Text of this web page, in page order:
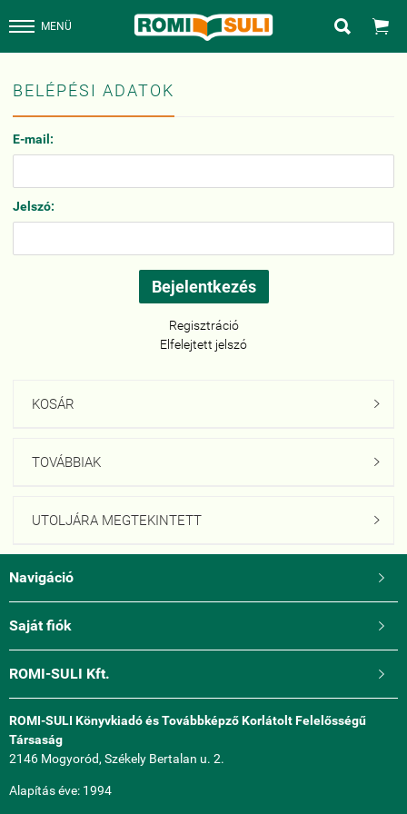
MENÜ  
BELÉPÉSI ADATOK
E-mail:
Jelszó:
Regisztráció
Elfelejtett jelszó
KOSÁR 
TOVÁBBIAK 
UTOLJÁRA MEGTEKINTETT 
Navigáció 
Saját fiók 
ROMI-SULI Kft. 
ROMI-SULI Könyvkiadó és Továbbképző Korlátolt Felelősségű
Társaság
2146 Mogyoród, Székely Bertalan u. 2.
Alapítás éve: 1994